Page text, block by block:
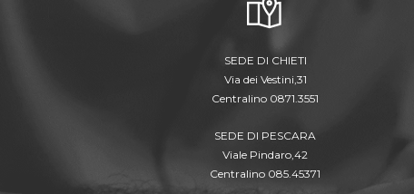
SEDE DI CHIETI
Via dei Vestini,31
Centralino 0871.3551
SEDE DI PESCARA
Viale Pindaro,42
Centralino 085.45371